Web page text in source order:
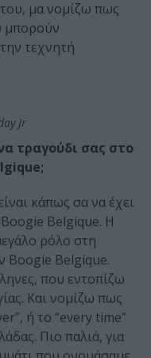
του, μα νομίζω πως
μπορούν
τεχνητή
Jr
τραγούδι σας στο
κάπως σα να έχει
Belgique. Η
ρόλο στη
Boogie Belgique.
που εντοπίζω
Και νομίζω πως
ή το “every time”
Πιο παλιά, για